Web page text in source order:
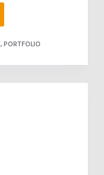
, PORTFOLIO